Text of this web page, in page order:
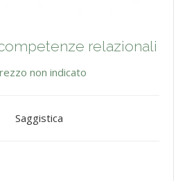
relazionali
non indicato
Saggistica